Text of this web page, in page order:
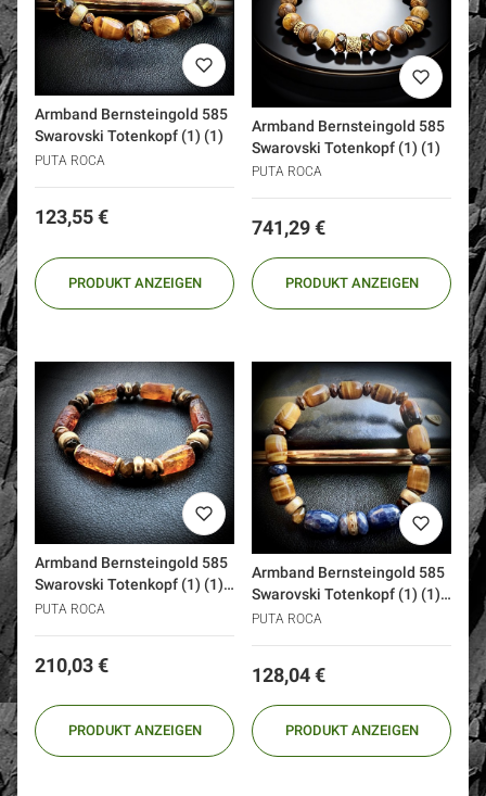
Armband Bernsteingold 585
Swarovski Totenkopf (1) (1)
PUTA ROCA
Preis
123,55 €
PRODUKT ANZEIGEN
Armband Bernsteingold 585
Swarovski Totenkopf (1) (1)
PUTA ROCA
Preis
741,29 €
PRODUKT ANZEIGEN
Armband Bernsteingold 585
Swarovski Totenkopf (1) (1)
(1)
PUTA ROCA
Preis
210,03 €
PRODUKT ANZEIGEN
Armband Bernsteingold 585
Swarovski Totenkopf (1) (1)
(1)
PUTA ROCA
Preis
128,04 €
PRODUKT ANZEIGEN